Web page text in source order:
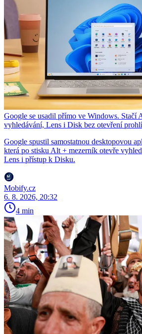
Google se usadil přímo ve Windows. Stačí
vyhledávání, Lens i Disk bez otevření
Google spustil samostatnou desktopovou
která po stisku Alt + mezerník otevře
Lens i přístup k Disku.
Mobify.cz
6. 8. 2026, 20:32
4 min